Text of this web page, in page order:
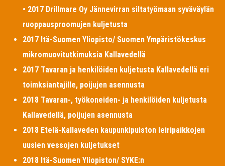
• 2017 Drillmare Oy Jännevirran siltatyömaan syväväylän
ruoppausproomujen kuljetusta
2017 Itä-Suomen Yliopisto/ Suomen Ympäristökeskus
mikromuovitutkimuksia Kallavedellä
2017 Tavaran ja henkilöiden kuljetusta Kallavedellä eri
toimksiantajille, poijujen asennusta
2018 Tavaran-, työkoneiden- ja henkilöiden kuljetusta
Kallavedellä, poijujen asennusta
2018 Etelä-Kallaveden kaupunkipuiston leiripaikkojen
uusien vessojen kuljetukset
2018 Itä-Suomen Yliopiston/ SYKE:n